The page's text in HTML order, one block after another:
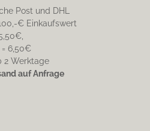
Post und DHL
€ Einkaufswert
6,50€
2 Werktage
auf Anfrage